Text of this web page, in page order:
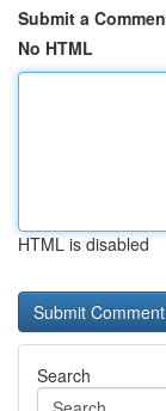
Submit a
No HTML
HTML is disabled
Search